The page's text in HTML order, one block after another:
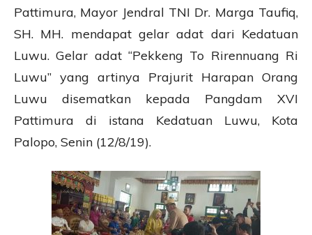
Pattimura, Mayor Jendral TNI Dr. Marga Taufiq,
SH. MH. mendapat gelar adat dari Kedatuan
Luwu. Gelar adat “Pekkeng To Rirennuang Ri
Luwu” yang artinya Prajurit Harapan Orang
Luwu disematkan kepada Pangdam XVI
Pattimura di istana Kedatuan Luwu, Kota
Palopo, Senin (12/8/19).